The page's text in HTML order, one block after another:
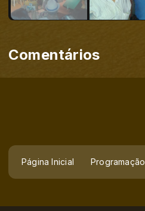
Comentários
Página Inicial Programação